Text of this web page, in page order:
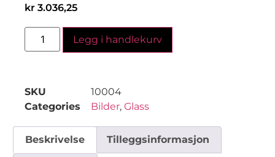
kr 3.036,25
Legg i handlekurv
SKU
10004
Categories
Bilder, Glass
Beskrivelse Tilleggsinformasjon